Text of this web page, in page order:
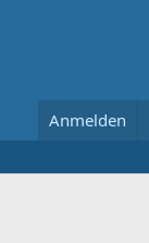
Anmelden